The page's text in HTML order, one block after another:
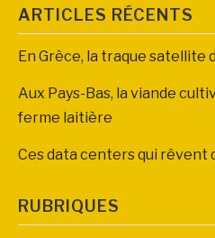
ARTICLES RÉCENTS
En Grèce, la traque satellite
Aux Pays-Bas, la viande
ferme laitière
Ces data centers qui rêvent
RUBRIQUES